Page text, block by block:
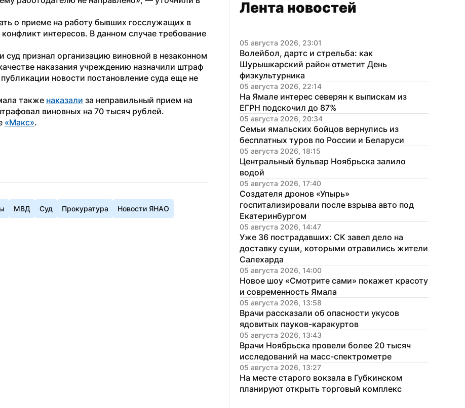
о приеме на работу бывших госслужащих в
интересов. В данном случае требование
признал организацию виновной в незаконном
наказания учреждению назначили штраф
новости постановление суда еще не
также наказали за неправильный прием на
виновных на 70 тысяч рублей.
«Макс».
МВД Суд Прокуратура Новости ЯНАО
Лента новостей
05 августа 2026, 23:01
Волейбол, дартс и стрельба: как
Шурышкарский район отметит День
физкультурника
05 августа 2026, 22:14
На Ямале интерес северян к выпискам из
ЕГРН подскочил до 87%
05 августа 2026, 20:34
Семьи ямальских бойцов вернулись из
бесплатных туров по России и Беларуси
05 августа 2026, 18:15
Центральный бульвар Ноябрьска залило
водой
05 августа 2026, 17:40
Создателя дронов «Упырь»
госпитализировали после взрыва авто под
Екатеринбургом
05 августа 2026, 14:47
Уже 36 пострадавших: СК завел дело на
доставку суши, которыми отравились жители
Салехарда
05 августа 2026, 14:00
Новое шоу «Смотрите сами» покажет красоту
и современность Ямала
05 августа 2026, 13:58
Врачи рассказали об опасности укусов
ядовитых пауков-каракуртов
05 августа 2026, 13:43
Врачи Ноябрьска провели более 20 тысяч
исследований на масс-спектрометре
05 августа 2026, 13:27
На месте старого вокзала в Губкинском
планируют открыть торговый комплекс